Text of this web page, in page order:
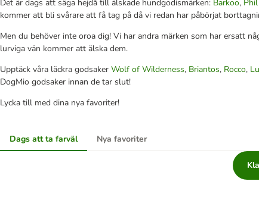
Det är dags att säga hejdå till älskade hundgodismärken: Barkoo,
kommer att bli svårare att få tag på då vi redan har påbörjat
Men du behöver inte oroa dig! Vi har andra märken som har ersatt
lurviga vän kommer att älska dem.
Upptäck våra läckra godsaker Wolf of Wilderness, Briantos, Rocco,
DogMio godsaker innan de tar slut!
Lycka till med dina nya favoriter!
Dags att ta farväl Nya favoriter